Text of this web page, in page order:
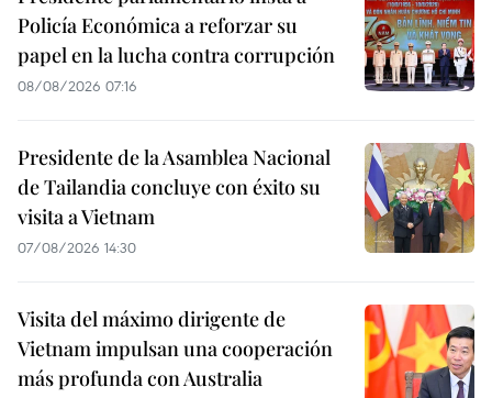
Policía Económica a reforzar su
papel en la lucha contra corrupción
08/08/2026 07:16
Presidente de la Asamblea Nacional
de Tailandia concluye con éxito su
visita a Vietnam
07/08/2026 14:30
Visita del máximo dirigente de
Vietnam impulsan una cooperación
más profunda con Australia